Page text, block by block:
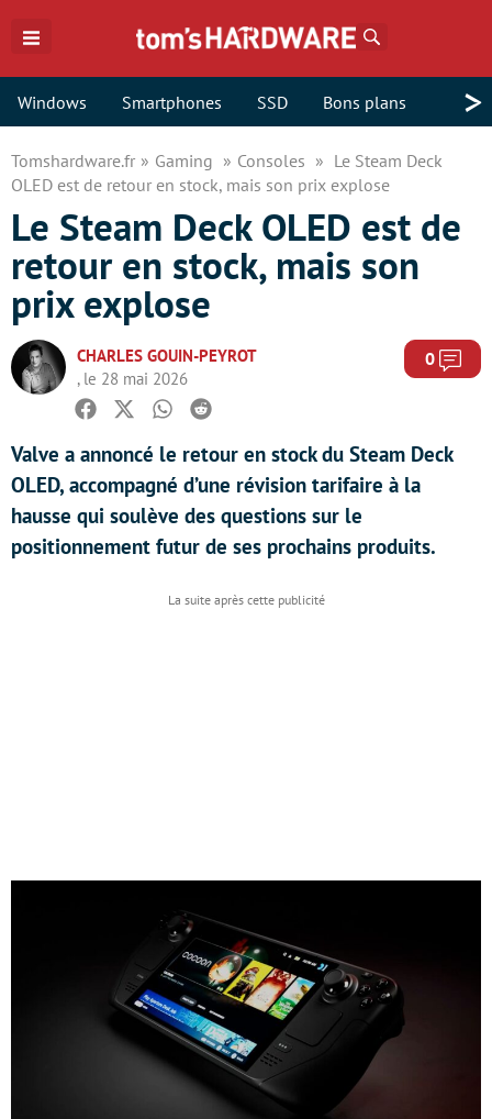
Windows Smartphones SSD Bons plans >
Tomshardware.fr Gaming Consoles
Le Steam Deck
OLED est de retour en stock, mais son prix explose
Le Steam Deck OLED est de
retour en stock, mais son
prix explose
CHARLES GOUIN-PEYROT
, le 28 mai 2026
0
Facebook
TwitterWhatsapp
Reddit
Valve a annoncé le retour en stock du Steam Deck
OLED, accompagné d’une révision tarifaire à la
hausse qui soulève des questions sur le
positionnement futur de ses prochains produits.